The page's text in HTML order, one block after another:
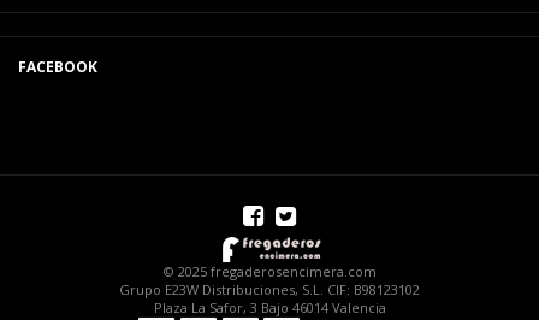
FACEBOOK
© 2025 fregaderosencimera.com
Grupo E23W Distribuciones, S.L. CIF: B98123102
Plaza La Safor, 3 Bajo 46014 Valencia